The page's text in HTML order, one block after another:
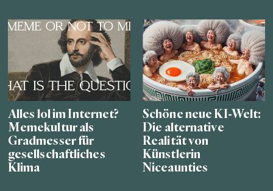
Alles lol im Internet?
Memekultur als
Gradmesser für
gesellschaftliches
Klima
Schöne neue KI-Welt:
Die alternative
Realität von
Künstlerin
Niceaunties